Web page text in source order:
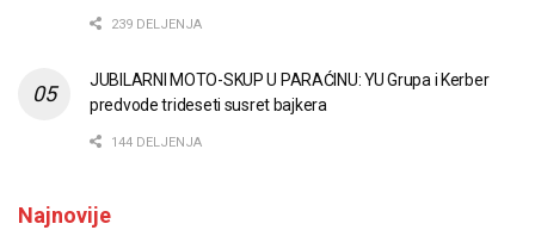
239 DELJENJA
JUBILARNI MOTO-SKUP U PARAĆINU: YU Grupa i Kerber
predvode trideseti susret bajkera
144 DELJENJA
Najnovije